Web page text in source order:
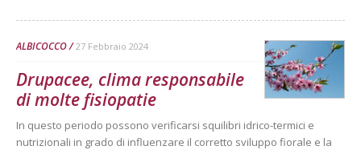
ALBICOCCO 27 Febbraio 2024
Drupacee, clima responsabile
di molte fisiopatie
In questo periodo possono verificarsi squilibri idrico-termici e
nutrizionali in grado di influenzare il corretto sviluppo fiorale e la